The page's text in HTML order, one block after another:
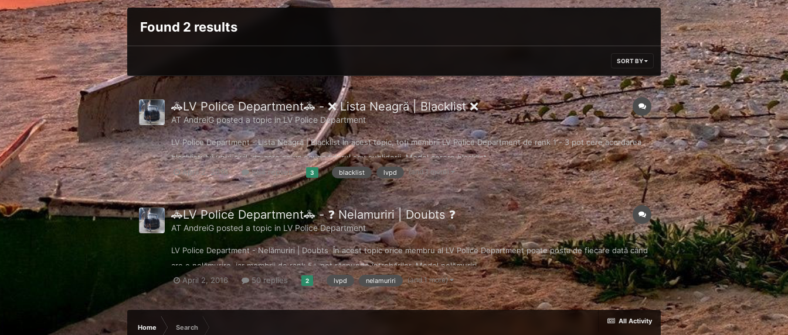
Found 2 results
SORT BY
🚓LV Police Department🚓 - ❌ Lista Neagră | Blacklist ❌
AT AndreiGposted a topic inLV Police Department
LV Police Department - Lista Neagră | Blacklist În acest topic, toți membrii LV Police Department de rank 1 - 3 pot cere acordarea
blacklistului unui civil, de care se va ocupa liderul sau subliderii. Model cerere blacklist...
April 2, 2016
594 replies 3 blacklist lvpd (and 1 more)
🚓LV Police Department🚓 - ❓ Nelamuriri | Doubts ❓
AT AndreiGposted a topic in LV Police Department
LV Police Department - Nelămuriri | Doubts În acest topic orice membru al LV Police Department poate posta de fiecare dată când
are o nelămurire, iar membrii de rank 5+ pot răspunde întrebărilor. Model nelămuriri...
April 2, 2016
50 replies 2 lvpd nelamuriri (and 1 more)
All Activity
Home Search